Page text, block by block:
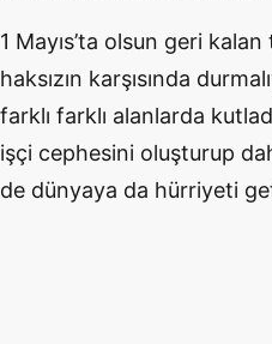
1 Mayıs’ta olsun geri
haksızın karşısında
farklı farklı alanlarda
işçi cephesini oluşturup
de dünyaya da hürriyeti